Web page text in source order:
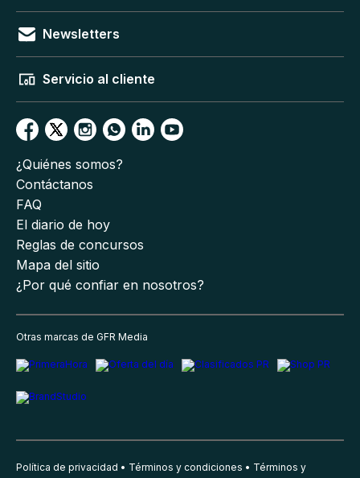
Newsletters
Servicio al cliente
¿Quiénes somos?
Contáctanos
FAQ
El diario de hoy
Reglas de concursos
Mapa del sitio
¿Por qué confiar en nosotros?
Otras marcas de GFR Media
Política de privacidad Términos y condiciones Términos y